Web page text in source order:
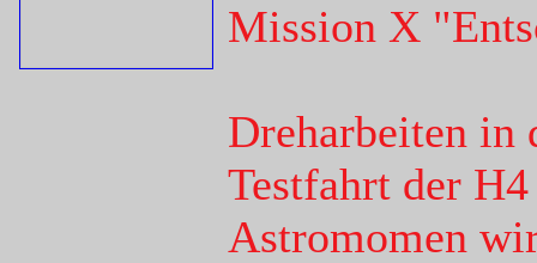
Mission X
Dreharbeiten in
Testfahrt der
Astromomen